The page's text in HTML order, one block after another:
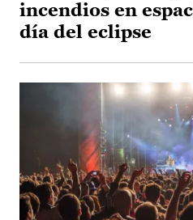
incendios en
día del eclipse